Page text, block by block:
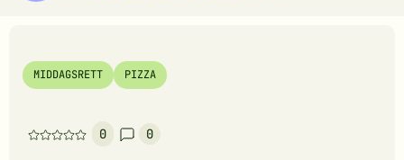
MIDDAGSRETT PIZZA
0
Denne
0